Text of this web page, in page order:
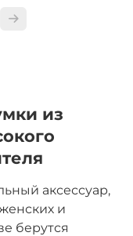
из
аксессуар,
и
берутся